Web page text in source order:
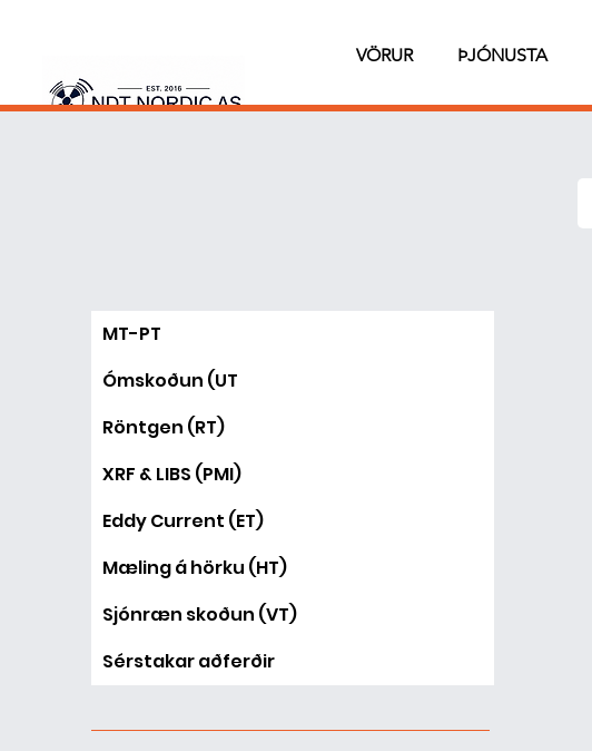
VÖRUR ÞJÓNUSTA
MT-PT
Ómskoðun (UT
Röntgen (RT)
XRF & LIBS (PMI)
Eddy Current (ET)
Mæling á hörku (HT)
Sjónræn skoðun (VT)
Sérstakar aðferðir